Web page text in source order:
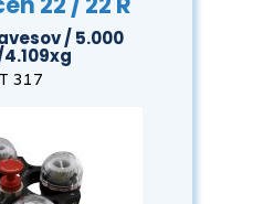
/ 5.000
4.109xg
317